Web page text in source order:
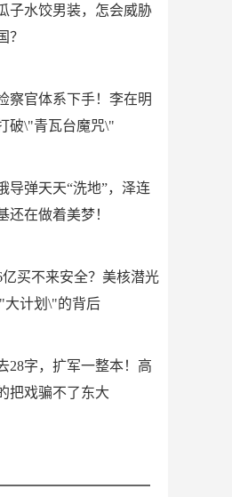
子水饺男装，怎会威胁
？
察官体系下手！李在明
破\"青瓦台魔咒\"
导弹天天“洗地”，泽连
还在做着美梦！
亿买不来安全？美核潜光
大计划\"的背后
28字，扩军一整本！高
把戏骗不了东大